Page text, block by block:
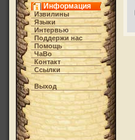
Информация
Извилины
Языки
Интервью
Поддержи нас
Помощь
ЧаВо
Контакт
Ссылки
Выход